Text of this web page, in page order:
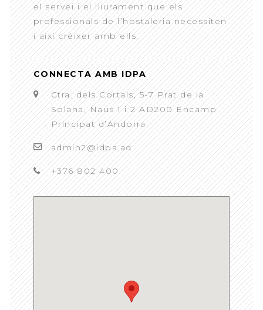
el servei i el lliurament que els
professionals de l’hostaleria necessiten
i així créixer amb ells.
CONNECTA AMB IDPA
Ctra. dels Cortals, 5-7 Prat de la
Solana, Naus 1 i 2 AD200 Encamp
Principat d’Andorra
admin2@idpa.ad
+376 802 400